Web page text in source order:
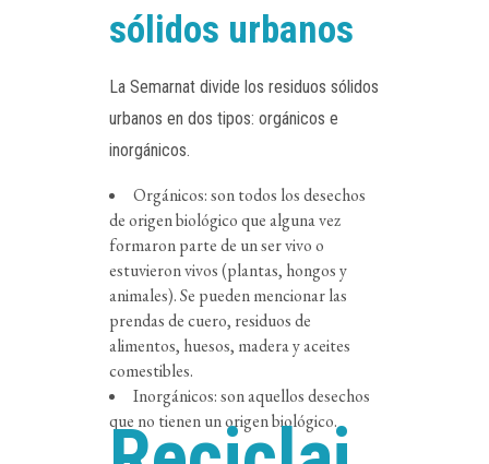
sólidos urbanos
La Semarnat divide los residuos sólidos
urbanos en dos tipos: orgánicos e
inorgánicos.
Orgánicos: son todos los desechos
de origen biológico que alguna vez
formaron parte de un ser vivo o
estuvieron vivos (plantas, hongos y
animales). Se pueden mencionar las
prendas de cuero, residuos de
alimentos, huesos, madera y aceites
comestibles.
Inorgánicos: son aquellos desechos
que no tienen un origen biológico.